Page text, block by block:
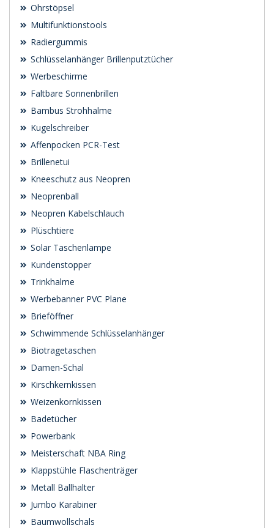
Ohrstöpsel
Multifunktionstools
Radiergummis
Schlüsselanhänger Brillenputztücher
Werbeschirme
Faltbare Sonnenbrillen
Bambus Strohhalme
Kugelschreiber
Affenpocken PCR-Test
Brillenetui
Kneeschutz aus Neopren
Neoprenball
Neopren Kabelschlauch
Plüschtiere
Solar Taschenlampe
Kundenstopper
Trinkhalme
Werbebanner PVC Plane
Brieföffner
Schwimmende Schlüsselanhänger
Biotragetaschen
Damen-Schal
Kirschkernkissen
Weizenkornkissen
Badetücher
Powerbank
Meisterschaft NBA Ring
Klappstühle Flaschenträger
Metall Ballhalter
Jumbo Karabiner
Baumwollschals